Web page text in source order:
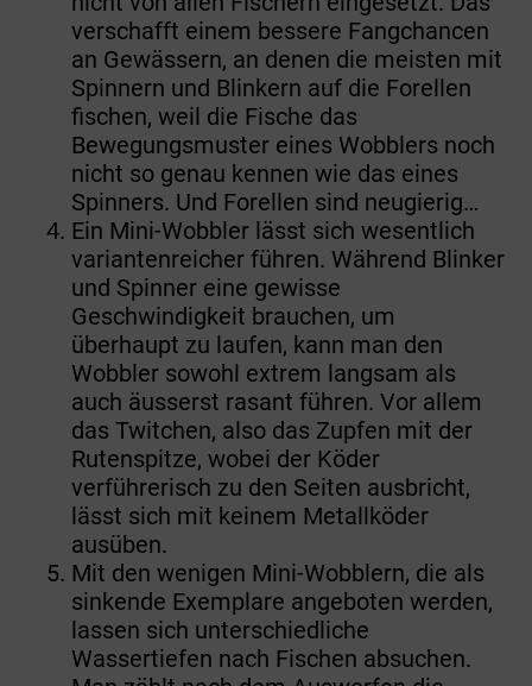
verschafft einem bessere Fangchancen
an Gewässern, an denen die meisten mit
Spinnern und Blinkern auf die Forellen
fischen, weil die Fische das
Bewegungsmuster eines Wobblers noch
nicht so genau kennen wie das eines
Spinners. Und Forellen sind neugierig…
Ein Mini-Wobbler lässt sich wesentlich
variantenreicher führen. Während Blinker
und Spinner eine gewisse
Geschwindigkeit brauchen, um
überhaupt zu laufen, kann man den
Wobbler sowohl extrem langsam als
auch äusserst rasant führen. Vor allem
das Twitchen, also das Zupfen mit der
Rutenspitze, wobei der Köder
verführerisch zu den Seiten ausbricht,
lässt sich mit keinem Metallköder
ausüben.
Mit den wenigen Mini-Wobblern, die als
sinkende Exemplare angeboten werden,
lassen sich unterschiedliche
Wassertiefen nach Fischen absuchen.